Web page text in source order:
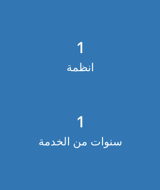
1
انظمة
1
سنوات من الخدمة